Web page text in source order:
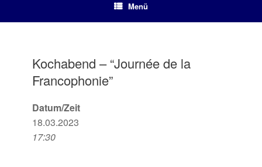
Menü
Kochabend – “Journée de la
Francophonie”
Datum/Zeit
18.03.2023
17:30